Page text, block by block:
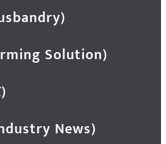
Solution)
News)